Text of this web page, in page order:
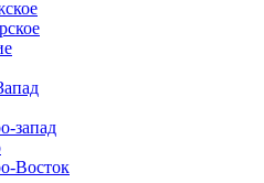
запад
Восток